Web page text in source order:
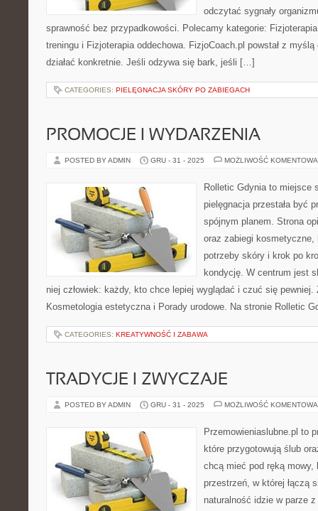
odczytać sygnały
sprawność bez przypadkowości. Polecamy kategorie:
treningu i Fizjoterapia oddechowa. FizjoCoach.pl powstał z
działać konkretnie. Jeśli odzywa się bark, jeśli […]
CATEGORIES: PIELĘGNACJA SKÓRY PO ZABIEGACH
PROMOCJE I WYDARZENIA
POSTED BY ADMIN GRU - 31 - 2025 MOŻLIWOŚĆ
Rolletic Gdynia to miejsce
pielęgnacja przestała być
spójnym planem. Strona
oraz zabiegi kosmetyczne,
potrzeby skóry i krok po
kondycję. W centrum jest
niej człowiek: każdy, kto chce lepiej wyglądać i czuć się pewniej.
Kosmetologia estetyczna i Porady urodowe. Na stronie Rolletic
CATEGORIES: KREATYWNOŚĆ I ZABAWA
TRADYCJE I ZWYCZAJE
POSTED BY ADMIN GRU - 31 - 2025 MOŻLIWOŚĆ
Przemowieniaslubne.pl to
które przygotowują ślub
chcą mieć pod ręką mowy,
przestrzeń, w której łączą
naturalność idzie w parze